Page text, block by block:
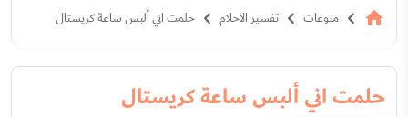
منوعات تفسير الاحلام حلمت اني ألبس ساعة كريستال
حلمت اني ألبس ساعة كريستال